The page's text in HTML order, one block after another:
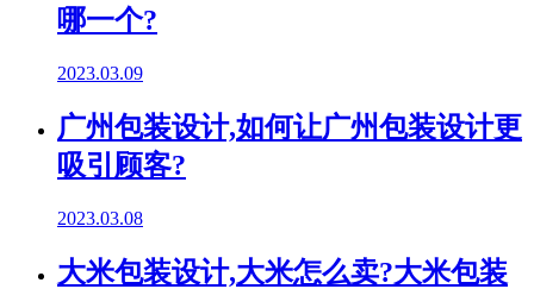
哪一个?
2023.03.09
广州包装设计,如何让广州包装设计更
吸引顾客?
2023.03.08
大米包装设计,大米怎么卖?大米包装